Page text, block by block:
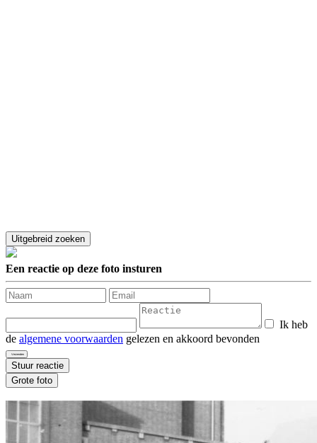
Een reactie op deze foto insturen
Ik heb
de algemene voorwaarden gelezen en akkoord bevonden